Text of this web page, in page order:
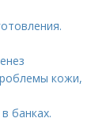
кожи,
банках.